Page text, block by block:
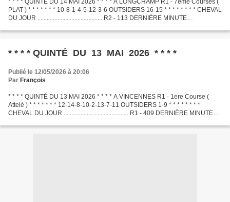
* * * * QUINTÉ DU 14 MAI 2026 * * * * A LONGCHAMP R1 - 7eme Courses (
PLAT ) * * * * * * * 10-8-1-4-5-12-3-6 OUTSIDERS 16-15 * * * * * * * * CHEVAL
DU JOUR .......................................... R2 - 113 DERNIÈRE MINUTE
* * * * QUINTÉ DU 13 MAI 2026 * * * *
Publié le 12/05/2026 à 20:06
Par François
* * * * QUINTÉ DU 13 MAI 2026 * * * * A VINCENNES R1 - 1ere Course (
Attelé ) * * * * * * * 12-14-8-10-2-13-7-11 OUTSIDERS 1-9 * * * * * * * *
CHEVAL DU JOUR .......................................... R1 - 409 DERNIÈRE MINUTE